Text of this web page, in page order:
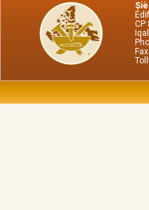
CP